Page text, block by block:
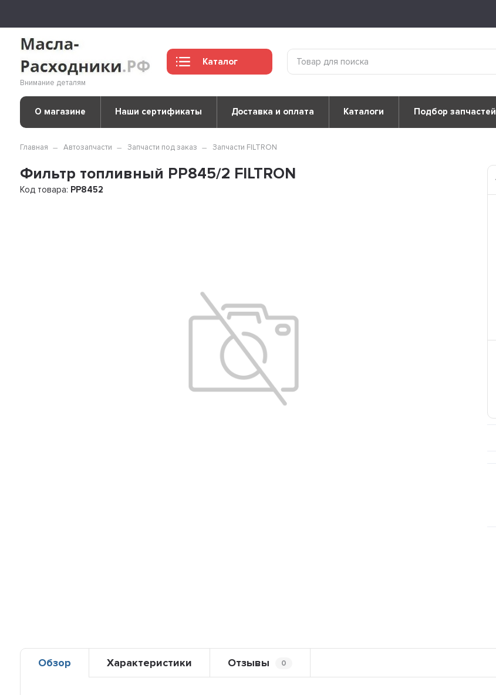
Внимание деталям
Каталог
О магазине Наши сертификаты Доставка и оплата Каталоги Подбор запчастей
Главная Автозапчасти Запчасти под заказ Запчасти FILTRON
Фильтр топливный PP845/2 FILTRON
Код товара: PP8452
Обзор Характеристики Отзывы 0